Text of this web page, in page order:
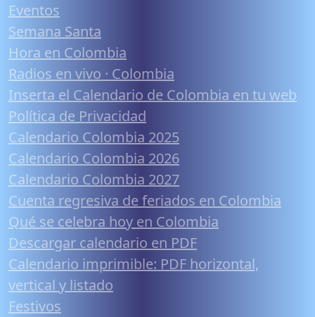
Eventos
Semana Santa
Hora en Colombia
Radios en vivo · Colombia
Inserta el Calendario de Colombia en tu web
Política de Privacidad
Calendario Colombia 2025
Calendario Colombia 2026
Calendario Colombia 2027
Cuenta regresiva de feriados en Colombia
Qué se celebra hoy en Colombia
Descargar calendario en PDF
Calendario imprimible: PDF horizontal,
vertical y listado
Festivos